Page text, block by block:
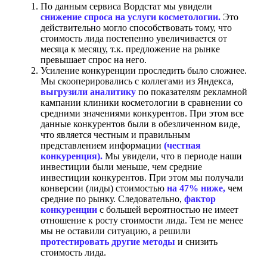
По данным сервиса Вордстат мы увидели
снижение спроса на услуги косметологии. Это
действительно могло способствовать тому, что
стоимость лида постепенно увеличивается от
месяца к месяцу, т.к. предложение на рынке
превышает спрос на него.
Усиление конкуренции проследить было сложнее.
Мы скооперировались с коллегами из Яндекса,
выгрузили аналитику по показателям рекламной
кампании клиники косметологии в сравнении со
средними значениями конкурентов. При этом все
данные конкурентов были в обезличенном виде,
что является честным и правильным
представлением информации (честная
конкуренция). Мы увидели, что в периоде наши
инвестиции были меньше, чем средние
инвестиции конкурентов. При этом мы получали
конверсии (лиды) стоимостью на 47% ниже, чем
средние по рынку. Следовательно, фактор
конкуренции с большей вероятностью не имеет
отношение к росту стоимости лида. Тем не менее
мы не оставили ситуацию, а решили
протестировать другие методы и снизить
стоимость лида.